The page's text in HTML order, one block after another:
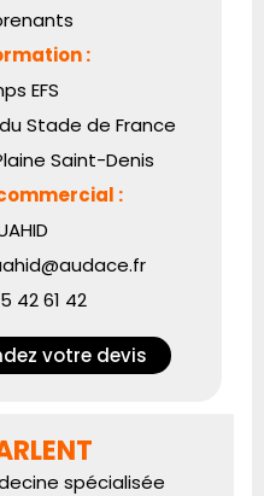
:
EFS
Stade de France
Saint-Denis
:
42 61 42
votre devis
spécialisée